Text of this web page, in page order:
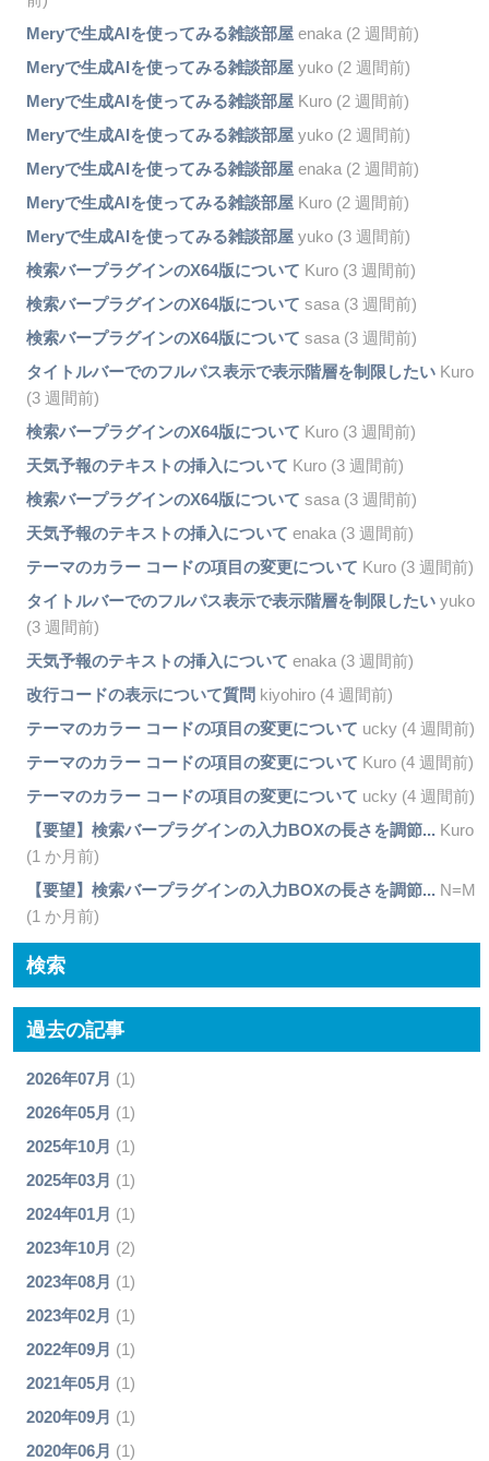
Meryで生成AIを使ってみる雑談部屋enaka (2 週間前)
Meryで生成AIを使ってみる雑談部屋yuko (2 週間前)
Meryで生成AIを使ってみる雑談部屋Kuro (2 週間前)
Meryで生成AIを使ってみる雑談部屋yuko (2 週間前)
Meryで生成AIを使ってみる雑談部屋enaka (2 週間前)
Meryで生成AIを使ってみる雑談部屋Kuro (2 週間前)
Meryで生成AIを使ってみる雑談部屋yuko (3 週間前)
検索バープラグインのX64版について Kuro (3 週間前)
検索バープラグインのX64版について sasa (3 週間前)
検索バープラグインのX64版について sasa (3 週間前)
タイトルバーでのフルパス表示で表示階層を制限したいKuro
(3 週間前)
検索バープラグインのX64版について Kuro (3 週間前)
天気予報のテキストの挿入について Kuro (3 週間前)
検索バープラグインのX64版について sasa (3 週間前)
天気予報のテキストの挿入について enaka (3 週間前)
テーマのカラー コードの項目の変更について Kuro (3 週間前)
タイトルバーでのフルパス表示で表示階層を制限したいyuko
(3 週間前)
天気予報のテキストの挿入について enaka (3 週間前)
改行コードの表示について質問 kiyohiro (4 週間前)
テーマのカラー コードの項目の変更について ucky (4 週間前)
テーマのカラー コードの項目の変更について Kuro (4 週間前)
テーマのカラー コードの項目の変更について ucky (4 週間前)
【要望】検索バープラグインの入力BOXの長さを調節... Kuro
(1 か月前)
【要望】検索バープラグインの入力BOXの長さを調節... N=M
(1 か月前)
検索
過去の記事
2026年07月 (1)
2026年05月 (1)
2025年10月 (1)
2025年03月 (1)
2024年01月 (1)
2023年10月 (2)
2023年08月 (1)
2023年02月 (1)
2022年09月 (1)
2021年05月 (1)
2020年09月 (1)
2020年06月 (1)